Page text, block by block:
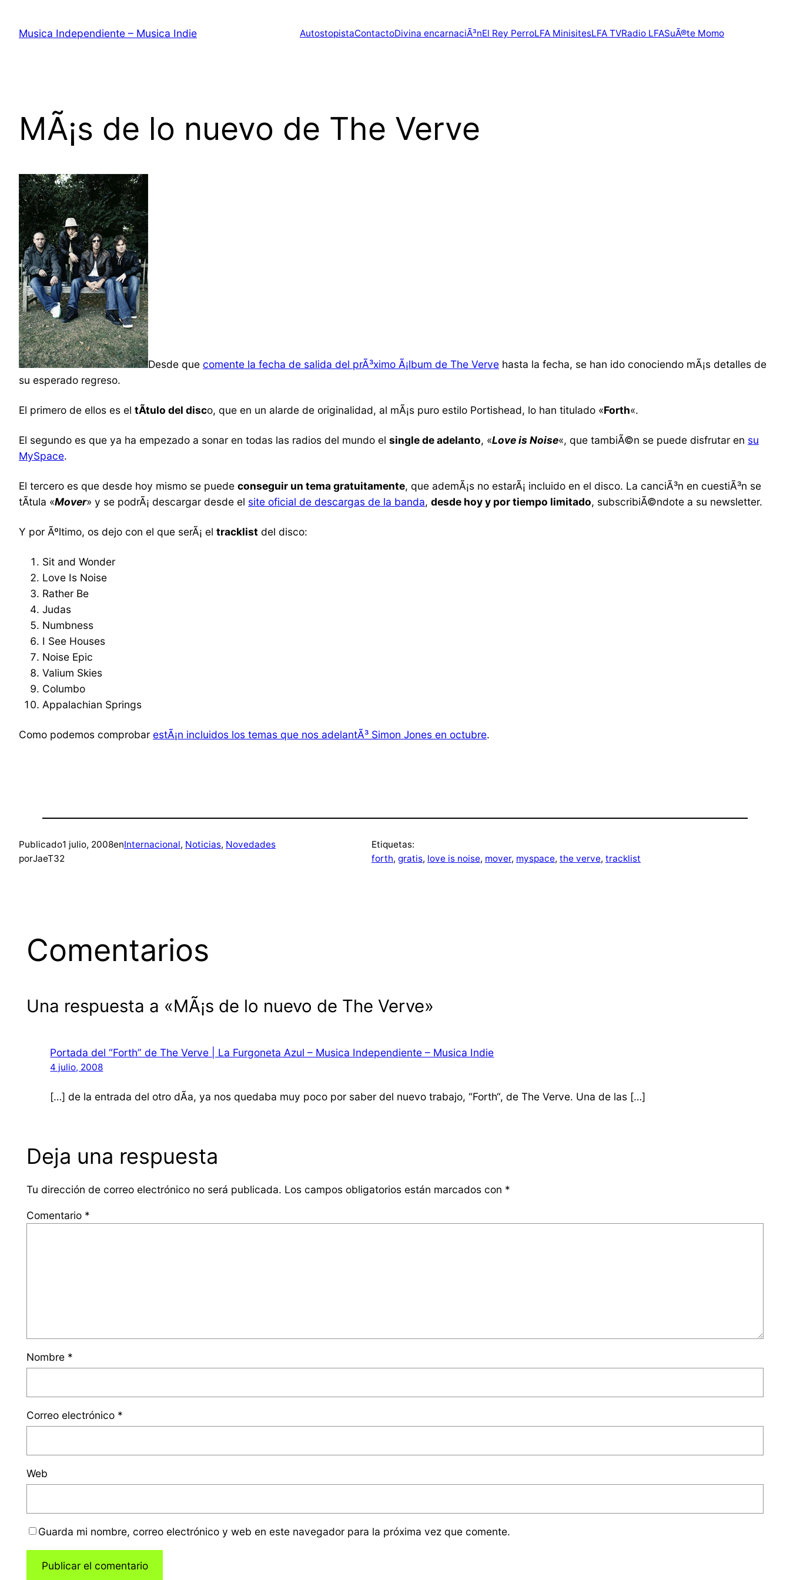
contenido
Musica Independiente – Musica Indie AutostopistaContactoDivina encarnaciÃ³nEl Rey PerroLFA MinisitesLFA TVRadio LFASuÃ®te Momo
MÃ¡s de lo nuevo de The Verve
Desde que comente la fecha de salida del prÃ³ximo Ã¡lbum de The Verve hasta la fecha, se han ido conociendo mÃ¡s detalles de
su esperado regreso.
El primero de ellos es el tÃ­tulo del disco, que en un alarde de originalidad, al mÃ¡s puro estilo Portishead, lo han titulado «Forth«.
El segundo es que ya ha empezado a sonar en todas las radios del mundo el single de adelanto, «Love is Noise«, que tambiÃ©n se puede disfrutar en su
MySpace.
El tercero es que desde hoy mismo se puede conseguir un tema gratuitamente, que ademÃ¡s no estarÃ¡ incluido en el disco. La canciÃ³n en cuestiÃ³n se
tÃ­tula «Mover» y se podrÃ¡ descargar desde el site oficial de descargas de la banda, desde hoy y por tiempo limitado, subscribiÃ©ndote a su newsletter.
Y por Ãºltimo, os dejo con el que serÃ¡ el tracklist del disco:
Sit and Wonder
Love Is Noise
Rather Be
Judas
Numbness
I See Houses
Noise Epic
Valium Skies
Columbo
Appalachian Springs
Como podemos comprobar estÃ¡n incluidos los temas que nos adelantÃ³ Simon Jones en octubre.
Publicado1 julio, 2008enInternacional, Noticias, Novedades
porJaeT32
Etiquetas:
forth, gratis, love is noise, mover, myspace, the verve, tracklist
Comentarios
Una respuesta a «MÃ¡s de lo nuevo de The Verve»
Portada del “Forth” de The Verve | La Furgoneta Azul – Musica Independiente – Musica Indie
4 julio, 2008
[…] de la entrada del otro dÃ­a, ya nos quedaba muy poco por saber del nuevo trabajo, “Forth“, de The Verve. Una de las […]
Deja una respuesta
Tu dirección de correo electrónico no será publicada. Los campos obligatorios están marcados con *
Comentario *
Nombre *
Correo electrónico *
Web
Guarda mi nombre, correo electrónico y web en este navegador para la próxima vez que comente.